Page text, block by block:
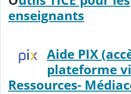
enseignants
Aide PIX
plateforme
Ressources-